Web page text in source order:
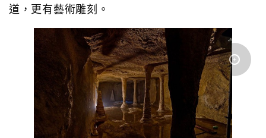
道，更有藝術雕刻。